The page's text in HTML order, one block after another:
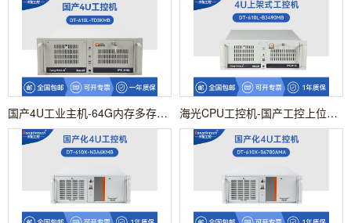
国产4U工业主机-64G内存多存储工控主机-自动化生产工控方案|DT-610L-TD3KMB 海光CPU工控机-国产工控上位机推荐|支持win、麒麟系统|DT-610L-B3490MB